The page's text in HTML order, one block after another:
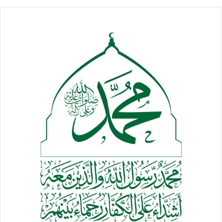
ولفت إلى أن “الحل الشامل يقوم على حل وسط ولكن الطرف الآخر
يتضمن الرئيس الفار عبد ربه منصور هادي”.
وتحدث عن الفار هادي وحكومته اللذين يدعون الشرعية
بالقول”هل هناك رئيس شرعي يدعو إلى حرب وعدوان على بلده
هل هناك مسؤول دولة أو وزير يستخدم وظيفته بالاتجاه العكسي
هل هناك وزير نقل يأتي ليعرقل النقل في العالم هذا.. هل هناك
وزير مالية يأتي لإجراء عقوبات مادية ومالية على اليمن.. هل هناك
وزير خارجية مهمته كيف يشوه اليمن.. هل هناك وزير مواصلات
مهمته كيف يعرقل الاتصالات على اليمن هذا الحاصل اليوم”.
وأضاف” لن نمانع إذا كان إخواننا في اليمن مهما اختلفنا ومهما
اقتربنا هم جاهزون لأن نأتي لنقيم حل لا يوجد لدينا مانع نحن
قرارنا مستقل ونحن مستعدون أن نتشاور لا يوجد لدينا أي مانع
على الإطلاق هذا شيء إيجابي” ..